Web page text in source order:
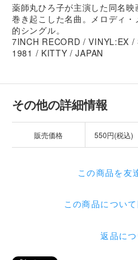
薬師丸ひろ子が主演した同名
巻き起こした名曲。メロディ
的シングル。
7INCH RECORD / VINYL:EX /
1981 / KITTY / JAPAN
その他の詳細情報
販売価格 550円(税込)
この商品を友
この商品につい
返品に